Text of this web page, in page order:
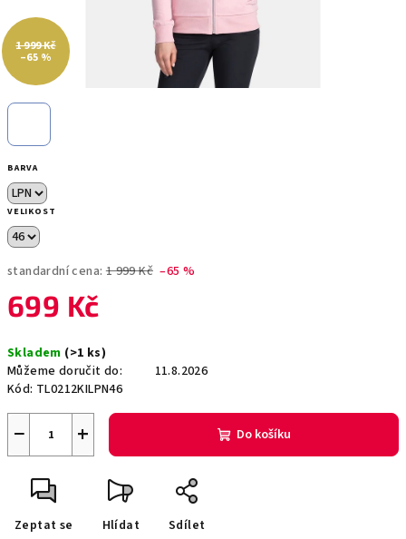
BARVA
VELIKOST
standardní cena: 1 999 Kč –65 %
699 Kč
cena:
Skladem (>1 ks)
Můžeme doručit do:
11.8.2026
Kód: TL0212KILPN46
+
− Do košíku
Zeptat se Hlídat Sdílet
1 999 Kč
–65 %